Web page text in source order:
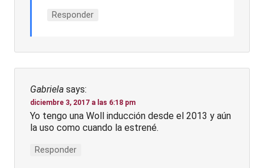
Responder
Gabriela says:
diciembre 3, 2017 a las 6:18 pm
Yo tengo una Woll inducción desde el 2013 y aún
la uso como cuando la estrené.
Responder